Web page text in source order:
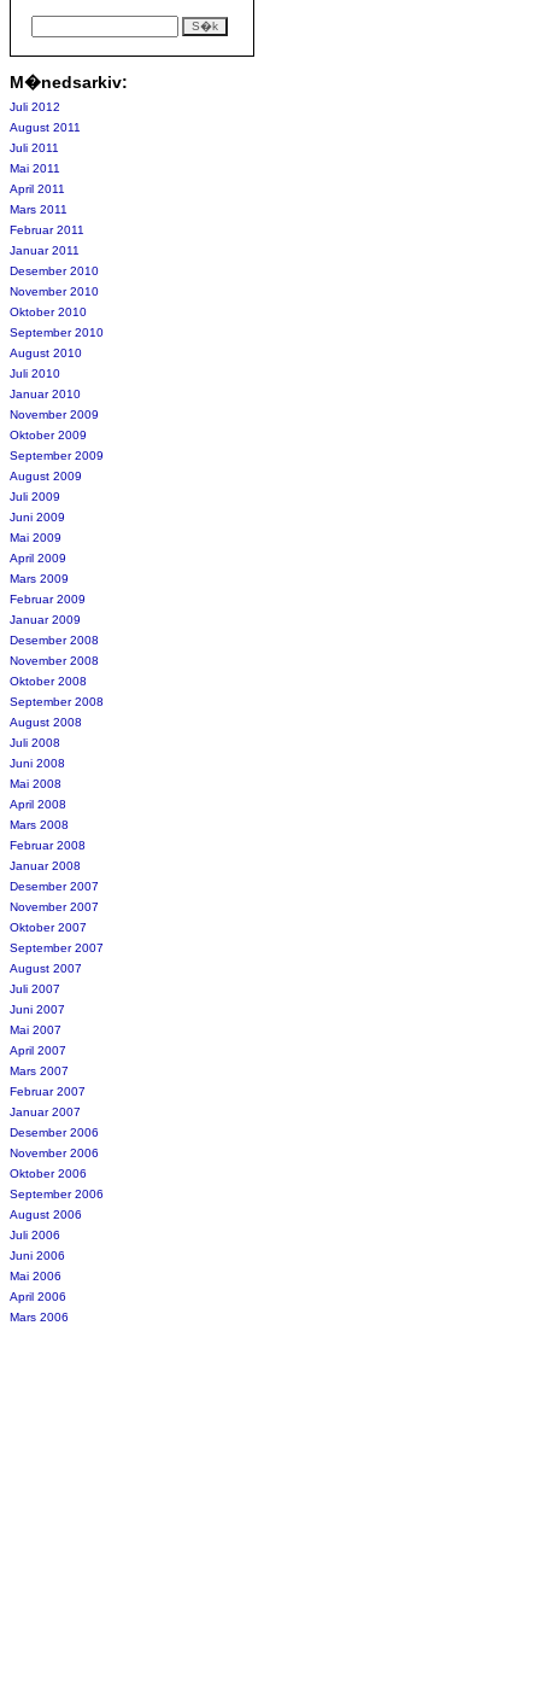
M�nedsarkiv:
Juli 2012
August 2011
Juli 2011
Mai 2011
April 2011
Mars 2011
Februar 2011
Januar 2011
Desember 2010
November 2010
Oktober 2010
September 2010
August 2010
Juli 2010
Januar 2010
November 2009
Oktober 2009
September 2009
August 2009
Juli 2009
Juni 2009
Mai 2009
April 2009
Mars 2009
Februar 2009
Januar 2009
Desember 2008
November 2008
Oktober 2008
September 2008
August 2008
Juli 2008
Juni 2008
Mai 2008
April 2008
Mars 2008
Februar 2008
Januar 2008
Desember 2007
November 2007
Oktober 2007
September 2007
August 2007
Juli 2007
Juni 2007
Mai 2007
April 2007
Mars 2007
Februar 2007
Januar 2007
Desember 2006
November 2006
Oktober 2006
September 2006
August 2006
Juli 2006
Juni 2006
Mai 2006
April 2006
Mars 2006